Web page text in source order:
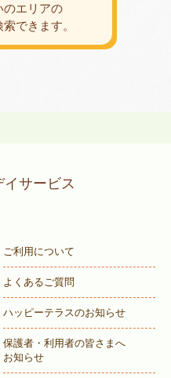
のエリアの
できます。
イサービス
ご利用について
よくあるご質問
ハッピーテラスのお知らせ
保護者・利用者の皆さまへ
お知らせ